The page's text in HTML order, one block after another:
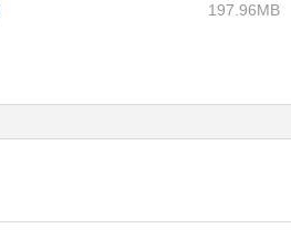
197.96MB